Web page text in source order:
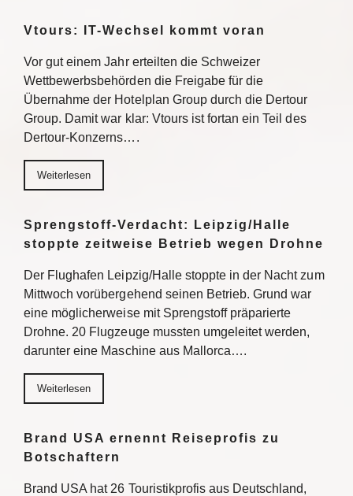
Vtours: IT-Wechsel kommt voran
Vor gut einem Jahr erteilten die Schweizer
Wettbewerbsbehörden die Freigabe für die
Übernahme der Hotelplan Group durch die Dertour
Group. Damit war klar: Vtours ist fortan ein Teil des
Dertour-Konzerns….
Weiterlesen
Sprengstoff-Verdacht: Leipzig/Halle
stoppte zeitweise Betrieb wegen Drohne
Der Flughafen Leipzig/Halle stoppte in der Nacht zum
Mittwoch vorübergehend seinen Betrieb. Grund war
eine möglicherweise mit Sprengstoff präparierte
Drohne. 20 Flugzeuge mussten umgeleitet werden,
darunter eine Maschine aus Mallorca….
Weiterlesen
Brand USA ernennt Reiseprofis zu
Botschaftern
Brand USA hat 26 Touristikprofis aus Deutschland,